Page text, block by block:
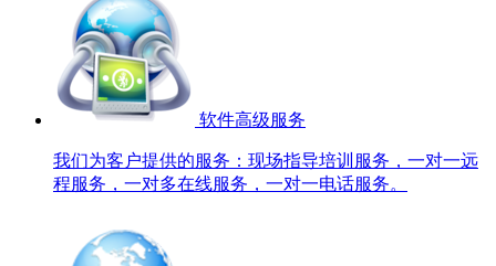
软件高级服务
我们为客户提供的服务：现场指导培训服务，一对一远
程服务，一对多在线服务，一对一电话服务。